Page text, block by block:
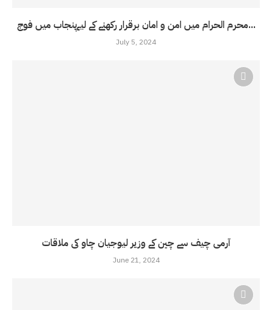
محرم الحرام میں امن و امان برقرار رکھنے کے لیےپنجاب میں فوج...
July 5, 2024
آرمی چیف سے چین کے وزیر لیوجیان چاو کی ملاقات
June 21, 2024